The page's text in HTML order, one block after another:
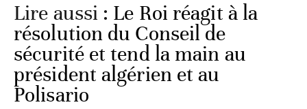
Lire aussi : Le Roi réagit à la
résolution du Conseil de
sécurité et tend la main au
président algérien et au
Polisario